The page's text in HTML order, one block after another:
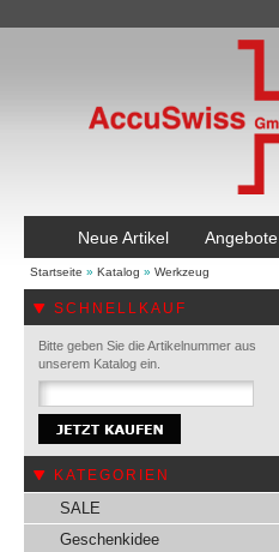
Neue Artikel Angebote
Startseite » Katalog » Werkzeug
SCHNELLKAUF
Bitte geben Sie die Artikelnummer aus
unserem Katalog ein.
KATEGORIEN
SALE
Geschenkidee